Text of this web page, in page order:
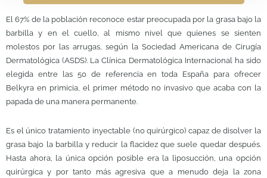
El 67% de la población reconoce estar preocupada por la grasa bajo la
barbilla y en el cuello, al mismo nivel que quienes se sienten
molestos por las arrugas, según la Sociedad Americana de Cirugía
Dermatológica (ASDS). La Clínica Dermatológica Internacional ha sido
elegida entre las 50 de referencia en toda España para ofrecer
Belkyra en primicia, el primer método no invasivo que acaba con la
papada de una manera permanente.
Es el único tratamiento inyectable (no quirúrgico) capaz de disolver la
grasa bajo la barbilla y reducir la flacidez que suele quedar después.
Hasta ahora, la única opción posible era la liposucción, una opción
quirúrgica y por tanto más agresiva que a menudo deja la zona